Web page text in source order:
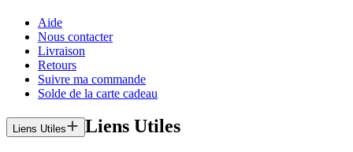
Aide
Nous contacter
Livraison
Retours
Suivre ma commande
Solde de la carte cadeau
Liens Utiles Liens Utiles